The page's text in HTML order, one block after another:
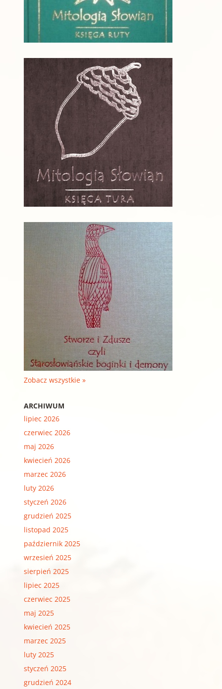
Zobacz wszystkie »
ARCHIWUM
lipiec 2026
czerwiec 2026
maj 2026
kwiecień 2026
marzec 2026
luty 2026
styczeń 2026
grudzień 2025
listopad 2025
październik 2025
wrzesień 2025
sierpień 2025
lipiec 2025
czerwiec 2025
maj 2025
kwiecień 2025
marzec 2025
luty 2025
styczeń 2025
grudzień 2024